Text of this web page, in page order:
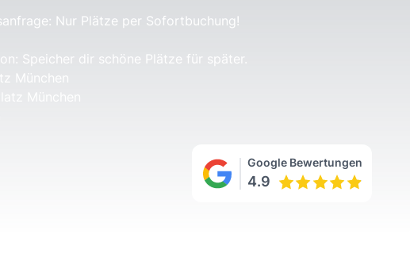
Nur Plätze per Sofortbuchung!
Speicher dir schöne Plätze für später.
München
Google Bewertungen
4.9